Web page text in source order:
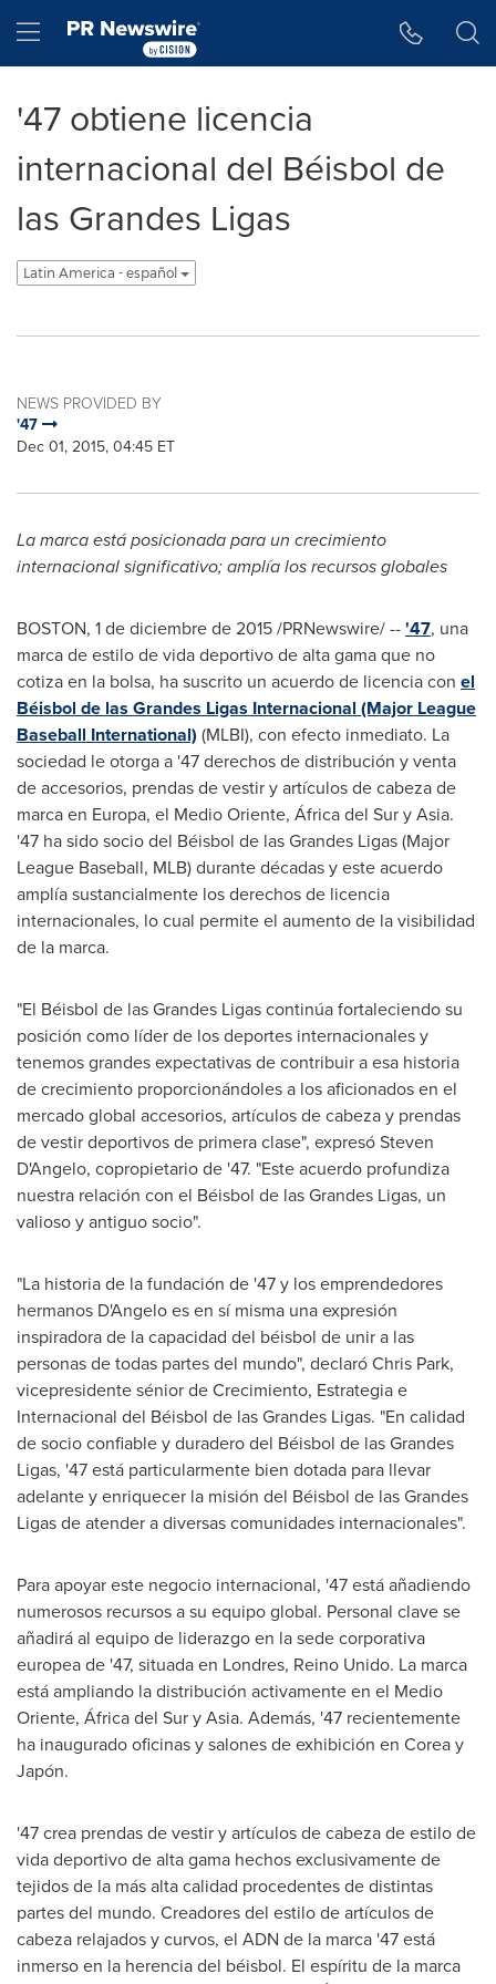
Hamburger menu
'47 obtiene licencia
internacional del Béisbol de
las Grandes Ligas
Latin America - español
NEWS PROVIDED BY
'47
Dec 01, 2015, 04:45 ET
La marca está posicionada para un crecimiento
internacional significativo; amplía los recursos globales
BOSTON, 1 de diciembre de 2015 /PRNewswire/ --'47, una
marca de estilo de vida deportivo de alta gama que no
cotiza en la bolsa, ha suscrito un acuerdo de licencia con el
Béisbol de las Grandes Ligas Internacional (Major League
Baseball International) (MLBI), con efecto inmediato. La
sociedad le otorga a '47 derechos de distribución y venta
de accesorios, prendas de vestir y artículos de cabeza de
marca en Europa, el Medio Oriente, Áfricadel SuryAsia.
'47 ha sido socio del Béisbol de las Grandes Ligas (Major
League Baseball, MLB) durante décadas y este acuerdo
amplía sustancialmente los derechos de licencia
internacionales, lo cual permite el aumento de la visibilidad
de la marca.
"El Béisbol de las Grandes Ligas continúa fortaleciendo su
posición como líder de los deportes internacionales y
tenemos grandes expectativas de contribuir a esa historia
de crecimiento proporcionándoles a los aficionados en el
mercado global accesorios, artículos de cabeza y prendas
de vestir deportivos de primera clase", expresóSteven
D'Angelo, copropietario de '47. "Este acuerdo profundiza
nuestra relación con el Béisbol de las Grandes Ligas, un
valioso y antiguo socio".
"La historia de la fundación de '47 y los emprendedores
hermanos D'Angelo es en sí misma una expresión
inspiradora de la capacidad del béisbol de unir a las
personas de todas partes del mundo", declaróChris Park,
vicepresidente sénior de Crecimiento, Estrategia e
Internacional del Béisbol de las Grandes Ligas. "En calidad
de socio confiable y duradero del Béisbol de las Grandes
Ligas, '47 está particularmente bien dotada para llevar
adelante y enriquecer la misión del Béisbol de las Grandes
Ligas de atender a diversas comunidades internacionales".
Para apoyar este negocio internacional, '47 está añadiendo
numerosos recursos a su equipo global. Personal clave se
añadirá al equipo de liderazgo en la sede corporativa
europea de '47, situada en Londres, Reino Unido. La marca
está ampliando la distribución activamente en el Medio
Oriente, Áfricadel SuryAsia. Además, '47 recientemente
ha inaugurado oficinas y salones de exhibición en Corea y
Japón.
'47 crea prendas de vestir y artículos de cabeza de estilo de
vida deportivo de alta gama hechos exclusivamente de
tejidos de la más alta calidad procedentes de distintas
partes del mundo. Creadores del estilo de artículos de
cabeza relajados y curvos, el ADN de la marca '47 está
inmerso en la herencia del béisbol. El espíritu de la marca